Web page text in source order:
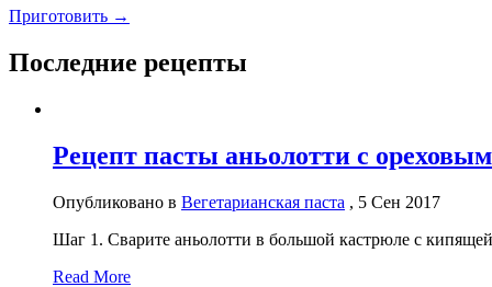
Приготовить →
Последние рецепты
Рецепт пасты аньолотти с
Опубликовано в Вегетарианская паста , 5 Сен 2017
Шаг 1. Сварите аньолотти в большой кастрюле с
Read More